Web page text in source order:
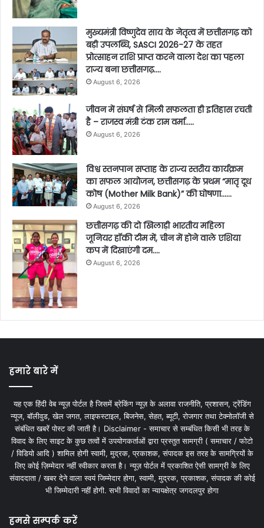
मुख्यमंत्री विष्णुदेव साय के नेतृत्व में छत्तीसगढ़ को
बड़ी उपलब्धि, SASCI 2026-27 के तहत
प्रोत्साहन राशि प्राप्त करने वाला देश का पहला
राज्य बना छत्तीसगढ़….
August 6, 2026
जीवन में संघर्ष से मिली सफलता ही इतिहास रचती
है – राजस्व मंत्री टंक राम वर्मा…..
August 6, 2026
विश्व स्तनपान सप्ताह के राज्य स्तरीय कार्यक्रम
का सफल आयोजन, छत्तीसगढ़ के प्रथम “मातृ दूध
कोष (Mother Milk Bank)” की घोषणा……
August 6, 2026
छत्तीसगढ़ की दो खिलाड़ी भारतीय महिला
जूनियर हॉकी टीम में, चीन में होने वाले एशिया
कप में दिखाएंगी दम….
August 6, 2026
हमारे बारे में
यह एक हिंदी वेब न्यूज़ पोर्टल है जिसमें ब्रेकिंग न्यूज़ के अलावा राजनीति, प्रशासन, ट्रेंडिंग
न्यूज, बॉलीवुड, खेल जगत, लाइफस्टाइल, बिजनेस, सेहत, ब्यूटी, रोजगार तथा टेक्नोलॉजी से
संबंधित खबरें पोस्ट की जाती है। Disclaimer - समाचार से सम्बंधित किसी भी तरह के
विवाद के लिए साइट के कुछ तत्वों में उपयोगकर्ताओं द्वारा प्रस्तुत सामग्री ( समाचार / फोटो
/ विडियो आदि ) शामिल होगी स्वामी, मुद्रक, प्रकाशक, संपादक इस तरह के सामग्रियों के
लिए कोई ज़िम्मेदार नहीं स्वीकार करता है। न्यूज़ पोर्टल में प्रकाशित ऐसी सामग्री के लिए
संवाददाता / खबर देने वाला स्वयं जिम्मेदार होगा, स्वामी, मुद्रक, प्रकाशक, संपादक की कोई
भी जिम्मेदारी नहीं होगी. सभी विवादों का न्यायक्षेत्र जगदलपुर होगा
हमसे सम्पर्क करें